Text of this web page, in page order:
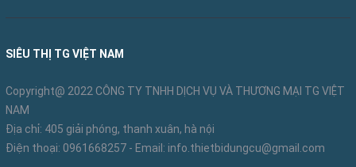
SIÊU THỊ TG VIỆT NAM
Copyright@ 2022 CÔNG TY TNHH DỊCH VỤ VÀ THƯƠNG MẠI TG VIỆT
NAM
Địa chỉ: 405 giải phóng, thanh xuân, hà nội
Điện thoại: 0961668257 - Email: info.thietbidungcu@gmail.com